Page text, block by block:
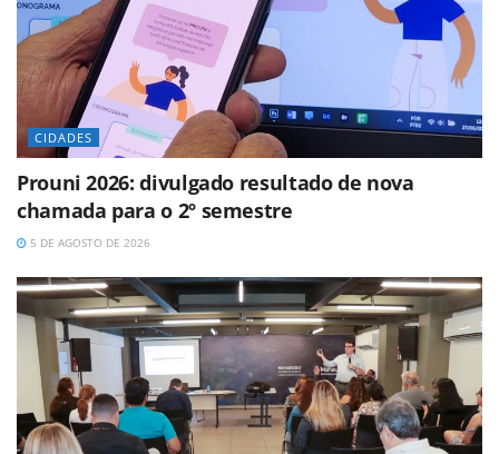
CIDADES
Prouni 2026: divulgado resultado de nova
chamada para o 2º semestre
5 DE AGOSTO DE 2026